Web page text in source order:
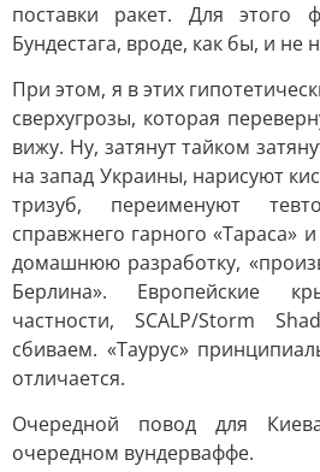
поставки ракет. Для этого
Бундестага, вроде, как бы, и не
При этом, я в этих
сверхугрозы, которая
вижу. Ну, затянут тайком
на запад Украины, нарисуют
тризуб, переименуют
справжнего гарного «Тараса»
домашнюю разработку,
Берлина». Европейские
частности, SCALP/Storm
сбиваем. «Таурус»
отличается.
Очередной повод для
очередном вундерваффе.